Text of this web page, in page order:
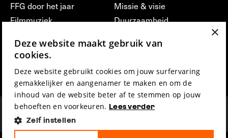
FFG door het jaar
Filmmuziek
Press & Industry
Film Fest Friends
Missie & visie
Duurzaamheid
vrijwilligerswerk bij FFG
Privacy & Disclaimer
×
Deze website maakt gebruik van
cookies.
Deze website gebruikt cookies om jouw surfervaring
gemakkelijker en aangenamer te maken en om de
inhoud van de website beter af te stemmen op jouw
behoeften en voorkeuren. Lees verder
Zelf instellen